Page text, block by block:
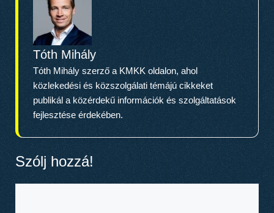
Tóth Mihály
Tóth Mihály szerző a KMKK oldalon, ahol
közlekedési és közszolgálati témájú cikkeket
publikál a közérdekű információk és szolgáltatások
fejlesztése érdekében.
Szólj hozzá!